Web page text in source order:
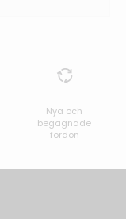
Nya och
begagnade
fordon